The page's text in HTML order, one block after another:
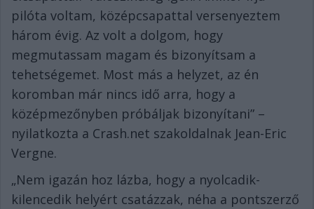
pilóta voltam, középcsapattal versenyeztem
három évig. Az volt a dolgom, hogy
megmutassam magam és bizonyítsam a
tehetségemet. Most más a helyzet, az én
koromban már nincs idő arra, hogy a
középmezőnyben próbáljak bizonyítani” –
nyilatkozta a Crash.net szakoldalnak Jean-Eric
Vergne.
„Nem igazán hoz lázba, hogy a nyolcadik-
kilencedik helyért csatázzak, néha a pontszerző